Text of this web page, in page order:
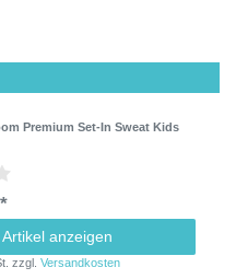
Premium Set-In Sweat Kids
Artikel anzeigen
zzgl.Versandkosten